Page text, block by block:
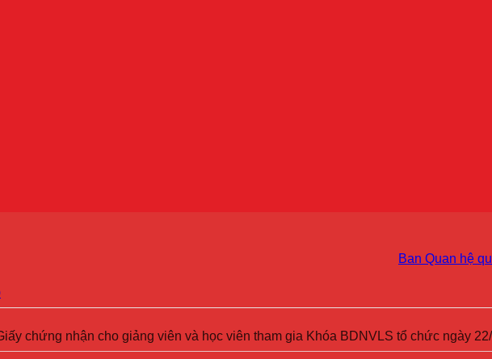
Ban Quan hệ
chứng nhận cho giảng viên và học viên tham gia Khóa BDNVLS tổ chức ngày